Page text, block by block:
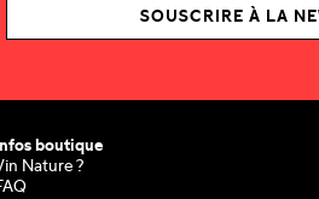
SOUSCRIRE À LA
boutique
Nature ?